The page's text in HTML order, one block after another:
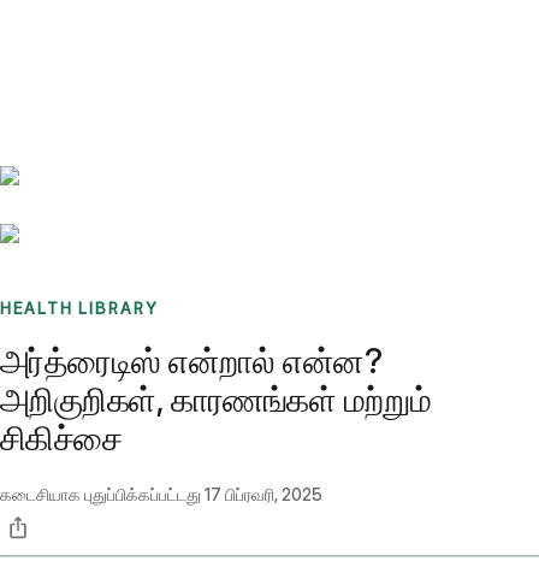
HEALTH LIBRARY
அர்த்ரைடிஸ் என்றால் என்ன?
அறிகுறிகள், காரணங்கள் மற்றும்
சிகிச்சை
கடைசியாக புதுப்பிக்கப்பட்டது 17 பிப்ரவரி, 2025